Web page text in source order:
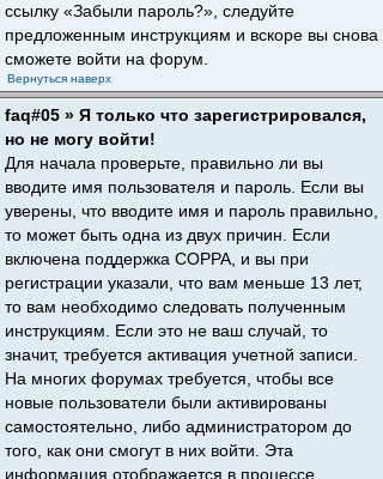
ссылку «Забыли пароль?», следуйте
предложенным инструкциям и вскоре вы снова
сможете войти на форум.
Вернуться наверх
faq#05 » Я только что зарегистрировался,
но не могу войти!
Для начала проверьте, правильно ли вы
вводите имя пользователя и пароль. Если вы
уверены, что вводите имя и пароль правильно,
то может быть одна из двух причин. Если
включена поддержка COPPA, и вы при
регистрации указали, что вам меньше 13 лет,
то вам необходимо следовать полученным
инструкциям. Если это не ваш случай, то
значит, требуется активация учетной записи.
На многих форумах требуется, чтобы все
новые пользователи были активированы
самостоятельно, либо администратором до
того, как они смогут в них войти. Эта
информация отображается в процессе